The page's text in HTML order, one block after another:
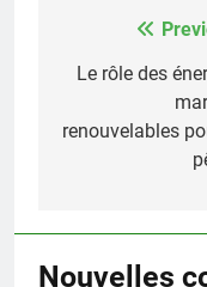
navigation
Le rôle des
renouvelables
Nouvelles